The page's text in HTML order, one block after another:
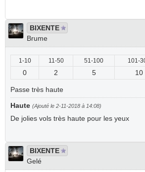
BIXENTE
Brume
1-10 11-50 51-100 101-
0 2 5 10
Passe très haute
Haute (Ajouté le 2-11-2018 à 14:08)
De jolies vols très haute pour les yeux
BIXENTE
Gelé